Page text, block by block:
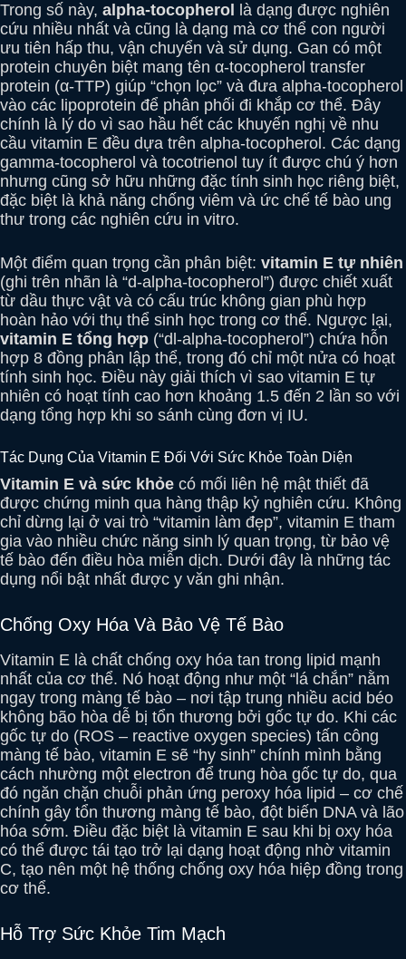
Trong số này, alpha-tocopherol
là dạng được nghiên
cứu nhiều nhất và cũng là dạng mà cơ thể con người
ưu tiên hấp thu, vận chuyển và sử dụng. Gan có một
protein chuyên biệt mang tên α-tocopherol transfer
protein (α-TTP) giúp “chọn lọc” và đưa alpha-tocopherol
vào các lipoprotein để phân phối đi khắp cơ thể. Đây
chính là lý do vì sao hầu hết các khuyến nghị về nhu
cầu vitamin E đều dựa trên alpha-tocopherol. Các dạng
gamma-tocopherol và tocotrienol tuy ít được chú ý hơn
nhưng cũng sở hữu những đặc tính sinh học riêng biệt,
đặc biệt là khả năng chống viêm và ức chế tế bào ung
thư trong các nghiên cứu in vitro.
Một điểm quan trọng cần phân biệt: vitamin E tự nhiên
(ghi trên nhãn là “d-alpha-tocopherol”) được chiết xuất
từ dầu thực vật và có cấu trúc không gian phù hợp
hoàn hảo với thụ thể sinh học trong cơ thể. Ngược lại,
vitamin E tổng hợp (“dl-alpha-tocopherol”) chứa hỗn
hợp 8 đồng phân lập thể, trong đó chỉ một nửa có hoạt
tính sinh học. Điều này giải thích vì sao vitamin E tự
nhiên có hoạt tính cao hơn khoảng 1.5 đến 2 lần so với
dạng tổng hợp khi so sánh cùng đơn vị IU.
Tác Dụng Của Vitamin E Đối Với Sức Khỏe Toàn Diện
Vitamin E và sức khỏe có mối liên hệ mật thiết đã
được chứng minh qua hàng thập kỷ nghiên cứu. Không
chỉ dừng lại ở vai trò “vitamin làm đẹp”, vitamin E tham
gia vào nhiều chức năng sinh lý quan trọng, từ bảo vệ
tế bào đến điều hòa miễn dịch. Dưới đây là những tác
dụng nổi bật nhất được y văn ghi nhận.
Chống Oxy Hóa Và Bảo Vệ Tế Bào
Vitamin E là chất chống oxy hóa tan trong lipid mạnh
nhất của cơ thể. Nó hoạt động như một “lá chắn” nằm
ngay trong màng tế bào – nơi tập trung nhiều acid béo
không bão hòa dễ bị tổn thương bởi gốc tự do. Khi các
gốc tự do (ROS – reactive oxygen species) tấn công
màng tế bào, vitamin E sẽ “hy sinh” chính mình bằng
cách nhường một electron để trung hòa gốc tự do, qua
đó ngăn chặn chuỗi phản ứng peroxy hóa lipid – cơ chế
chính gây tổn thương màng tế bào, đột biến DNA và lão
hóa sớm. Điều đặc biệt là vitamin E sau khi bị oxy hóa
có thể được tái tạo trở lại dạng hoạt động nhờ vitamin
C, tạo nên một hệ thống chống oxy hóa hiệp đồng trong
cơ thể.
Hỗ Trợ Sức Khỏe Tim Mạch